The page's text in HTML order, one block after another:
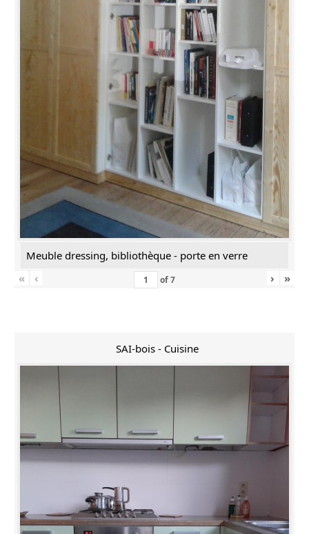
Meuble dressing, bibliothèque - porte en verre
«
‹ of7 › »
SAI-bois - Cuisine